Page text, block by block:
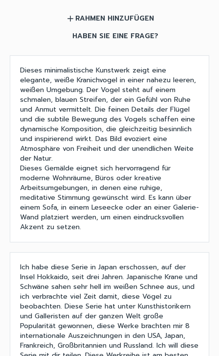
add RAHMEN HINZUFÜGEN
HABEN SIE EINE FRAGE?
Dieses minimalistische Kunstwerk zeigt eine
elegante, weiße Kranichvogel in einer nahezu leeren,
weißen Umgebung. Der Vogel steht auf einem
schmalen, blauen Streifen, der ein Gefühl von Ruhe
und Anmut vermittelt. Die feinen Details der Flügel
und die subtile Bewegung des Vogels schaffen eine
dynamische Komposition, die gleichzeitig besinnlich
und inspirierend wirkt. Das Bild evoziert eine
Atmosphäre von Freiheit und der unendlichen Weite
der Natur.
Dieses Gemälde eignet sich hervorragend für
moderne Wohnräume, Büros oder kreative
Arbeitsumgebungen, in denen eine ruhige,
meditative Stimmung gewünscht wird. Es kann über
einem Sofa, in einem Leseecke oder an einer Galerie-
Wand platziert werden, um einen eindrucksvollen
Akzent zu setzen.
Ich habe diese Serie in Japan erschossen, auf der
Insel Hokkaido, seit drei Jahren. Japanische Krane und
Schwäne sahen sehr hell im weißen Schnee aus, und
ich verbrachte viel Zeit damit, diese Vögel zu
beobachten. Diese Serie hat unter Kunsthistorikern
und Galleristen auf der ganzen Welt große
Popularität gewonnen, diese Werke brachten mir 8
internationale Auszeichnungen in den USA, Japan,
Frankreich, Großbritannien und Russland. Ich will diese